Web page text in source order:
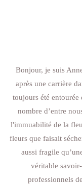
Bonjour, je suis
après une carrière
toujours été entourée
nombre d’entre
l'immuabilité de la
fleurs que faisait
aussi fragile
véritable
professionnels